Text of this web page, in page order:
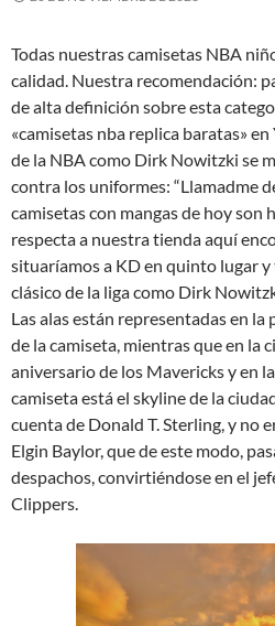
Todas nuestras camisetas NBA
calidad. Nuestra recomendación:
de alta definición sobre esta
«camisetas nba replica baratas»
de la NBA como Dirk Nowitzki se
contra los uniformes: “Llamadme
camisetas con mangas de hoy son
respecta a nuestra tienda aquí
situaríamos a KD en quinto lugar
clásico de la liga como Dirk
Las alas están representadas en
de la camiseta, mientras que en la
aniversario de los Mavericks y en
camiseta está el skyline de la
cuenta de Donald T. Sterling, y no
Elgin Baylor, que de este modo,
despachos, convirtiéndose en el
Clippers.